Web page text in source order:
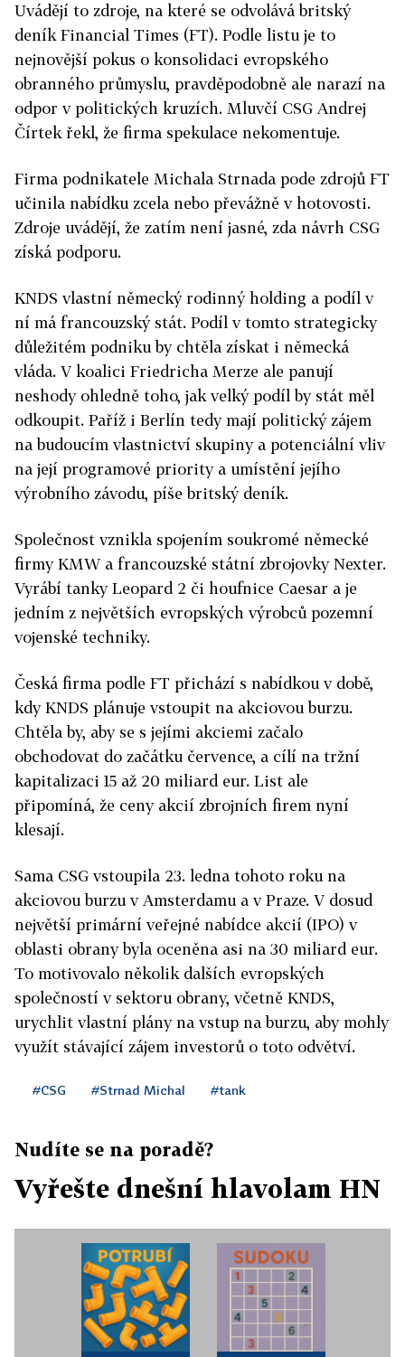
Uvádějí to zdroje, na které se odvolává britský
deník Financial Times (FT). Podle listu je to
nejnovější pokus o konsolidaci evropského
obranného průmyslu, pravděpodobně ale narazí na
odpor v politických kruzích. Mluvčí CSG Andrej
Čírtek řekl, že firma spekulace nekomentuje.
Firma podnikatele Michala Strnada pode zdrojů FT
učinila nabídku zcela nebo převážně v hotovosti.
Zdroje uvádějí, že zatím není jasné, zda návrh CSG
získá podporu.
KNDS vlastní německý rodinný holding a podíl v
ní má francouzský stát. Podíl v tomto strategicky
důležitém podniku by chtěla získat i německá
vláda. V koalici Friedricha Merze ale panují
neshody ohledně toho, jak velký podíl by stát měl
odkoupit. Paříž i Berlín tedy mají politický zájem
na budoucím vlastnictví skupiny a potenciální vliv
na její programové priority a umístění jejího
výrobního závodu, píše britský deník.
Společnost vznikla spojením soukromé německé
firmy KMW a francouzské státní zbrojovky Nexter.
Vyrábí tanky Leopard 2 či houfnice Caesar a je
jedním z největších evropských výrobců pozemní
vojenské techniky.
Česká firma podle FT přichází s nabídkou v době,
kdy KNDS plánuje vstoupit na akciovou burzu.
Chtěla by, aby se s jejími akciemi začalo
obchodovat do začátku července, a cílí na tržní
kapitalizaci 15 až 20 miliard eur. List ale
připomíná, že ceny akcií zbrojních firem nyní
klesají.
Sama CSG vstoupila 23. ledna tohoto roku na
akciovou burzu v Amsterdamu a v Praze. V dosud
největší primární veřejné nabídce akcií (IPO) v
oblasti obrany byla oceněna asi na 30 miliard eur.
To motivovalo několik dalších evropských
společností v sektoru obrany, včetně KNDS,
urychlit vlastní plány na vstup na burzu, aby mohly
využít stávající zájem investorů o toto odvětví.
#CSG #Strnad Michal #tank
Nudíte se na poradě?
Vyřešte dnešní hlavolam HN